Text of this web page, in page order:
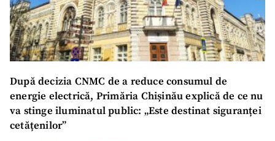
După decizia CNMC de a reduce consumul de
energie electrică, Primăria Chișinău explică de ce nu
va stinge iluminatul public: „Este destinat siguranței
cetățenilor”